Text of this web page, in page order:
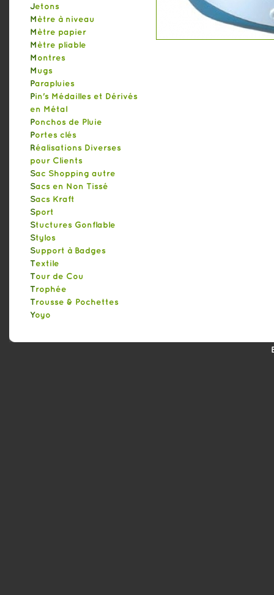
Jetons
Mètre à niveau
Mètre papier
Mètre pliable
Montres
Mugs
Parapluies
Pin's Médailles et Dérivés
en Métal
Ponchos de Pluie
Portes clés
Réalisations Diverses
pour Clients
Sac Shopping autre
Sacs en Non Tissé
Sacs Kraft
Sport
Stuctures Gonflable
Stylos
Support à Badges
Textile
Tour de Cou
Trophée
Trousse & Pochettes
Yoyo